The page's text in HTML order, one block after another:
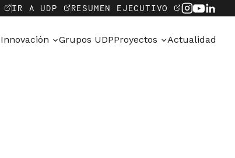
IR A UDP RESUMEN EJECUTIVO
Innovación Grupos UDPProyectos Actualidad